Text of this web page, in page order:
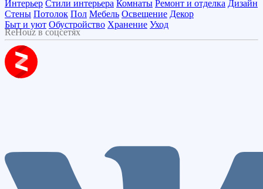
Интерьер Стили интерьера Комнаты Ремонт и отделка Дизайн
Стены Потолок Пол Мебель Освещение Декор
Быт и уют Обустройство Хранение Уход
ReHouz в соцсетях